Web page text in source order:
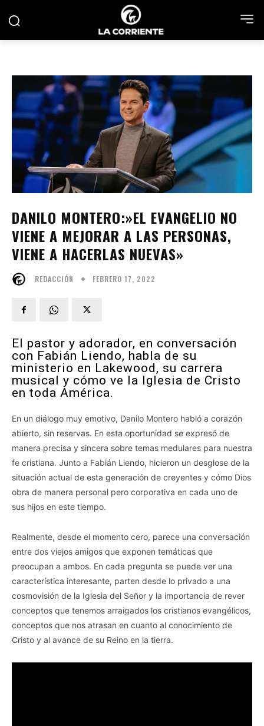
DANILO MONTERO:»EL EVANGELIO NO
VIENE A MEJORAR A LAS PERSONAS,
VIENE A HACERLAS NUEVAS»
REDACCIÓN FEBRERO 17, 2022
El pastor y adorador, en conversación
con Fabián Liendo, habla de su
ministerio en Lakewood, su carrera
musical y cómo ve la Iglesia de Cristo
en toda América.
En un diálogo muy emotivo, Danilo Montero habló a corazón
abierto, sin reservas. En esta oportunidad se expresó de
manera precisa y sincera sobre temas medulares para nuestra
fe cristiana. Junto a Fabián Liendo, hicieron un desglose de la
situación actual de esta generación de creyentes y cómo Dios
obra de manera personal pero corporativa en cada uno de
sus hijos en este tiempo.
Realmente, desde el momento cero, parece una conversación
entre dos viejos amigos que exponen temáticas que
preocupan a ambos. En cada pregunta se puede ver una
característica interesante, parten desde lo privado a una
cosmovisión de la Iglesia del Señor y la importancia de rever
conceptos que tenemos arraigados los cristianos evangélicos,
conceptos que nos atrasan en cuanto al conocimiento de
Cristo y al avance de su Reino en la tierra.